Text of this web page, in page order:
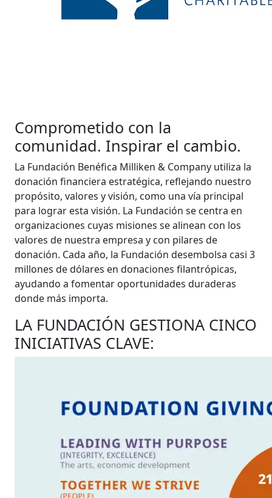
Comprometido con la
comunidad. Inspirar el cambio.
La Fundación Benéfica Milliken & Company utiliza la
donación financiera estratégica, reflejando nuestro
propósito, valores y visión, como una vía principal
para lograr esta visión. La Fundación se centra en
organizaciones cuyas misiones se alinean con los
valores de nuestra empresa y con pilares de
donación. Cada año, la Fundación desembolsa casi 3
millones de dólares en donaciones filantrópicas,
ayudando a fomentar oportunidades duraderas
donde más importa.
LA FUNDACIÓN GESTIONA CINCO
INICIATIVAS CLAVE: